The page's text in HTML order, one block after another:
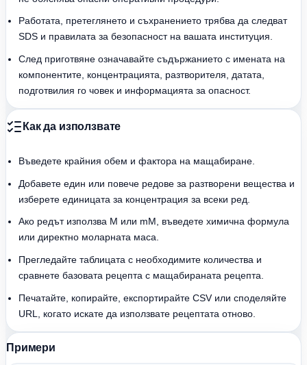
Работата, претеглянето и съхранението трябва да следват
SDS и правилата за безопасност на вашата институция.
След приготвяне означавайте съдържанието с имената на
компонентите, концентрацията, разтворителя, датата,
подготвилия го човек и информацията за опасност.
Как да използвате
Въведете крайния обем и фактора на мащабиране.
Добавете един или повече редове за разтворени вещества и
изберете единицата за концентрация за всеки ред.
Ако редът използва M или mM, въведете химична формула
или директно моларната маса.
Прегледайте таблицата с необходимите количества и
сравнете базовата рецепта с мащабираната рецепта.
Печатайте, копирайте, експортирайте CSV или споделяйте
URL, когато искате да използвате рецептата отново.
Примери